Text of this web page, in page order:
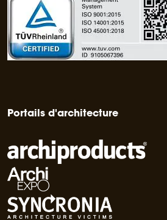
Portails d'architecture